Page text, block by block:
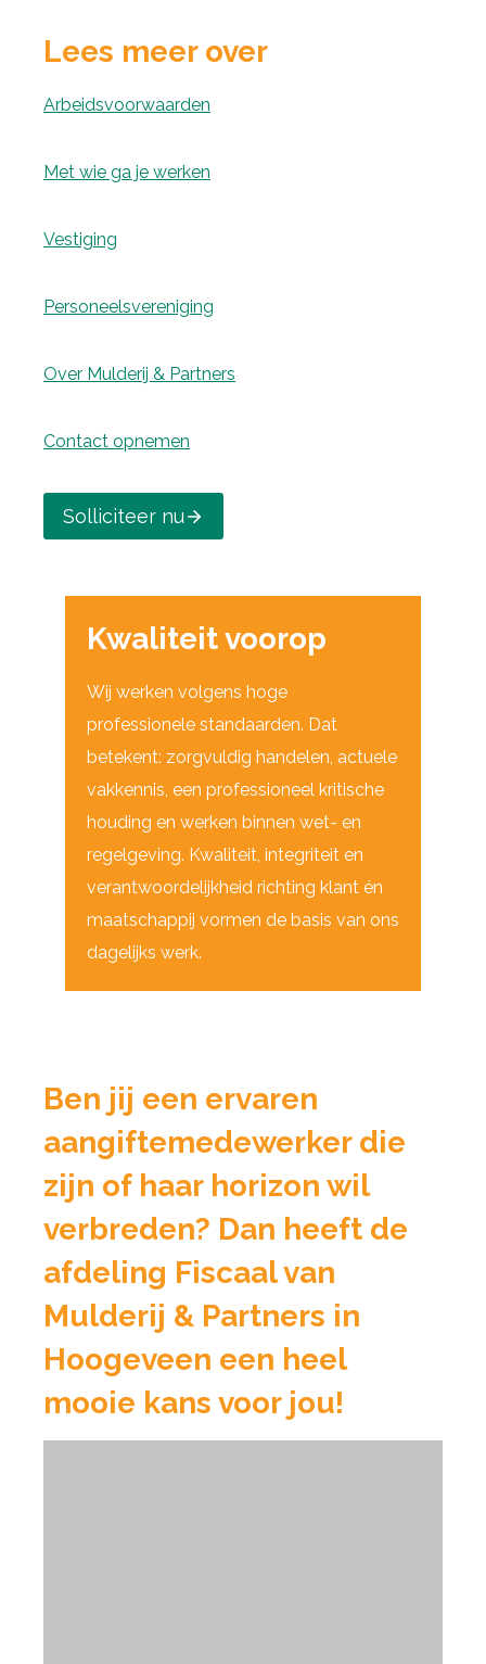
Lees meer over
Arbeidsvoorwaarden
Met wie ga je werken
Vestiging
Personeelsvereniging
Over Mulderij & Partners
Contact opnemen
Solliciteer nu
Kwaliteit voorop
Wij werken volgens hoge
professionele standaarden. Dat
betekent: zorgvuldig handelen, actuele
vakkennis, een professioneel kritische
houding en werken binnen wet- en
regelgeving. Kwaliteit, integriteit en
verantwoordelijkheid richting klant én
maatschappij vormen de basis van ons
dagelijks werk.
Ben jij een ervaren
aangiftemedewerker die
zijn of haar horizon wil
verbreden? Dan heeft de
afdeling Fiscaal van
Mulderij & Partners in
Hoogeveen een heel
mooie kans voor jou!